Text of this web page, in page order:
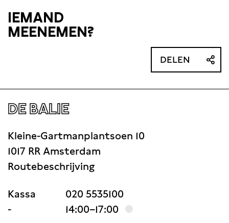
wordt ingeleid door een persoonlijk
IEMAND
MEENEMEN?
DELEN
DE BALIE
Kleine-Gartmanplantsoen 10
1017 RR Amsterdam
Routebeschrijving
Kassa
020 5535100
-
14:00–17:00